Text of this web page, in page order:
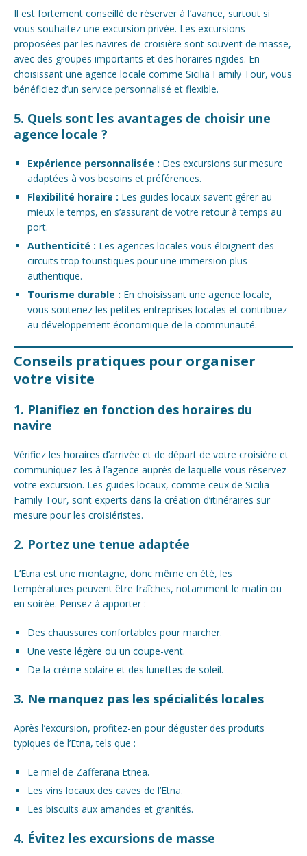
Il est fortement conseillé de réserver à l’avance, surtout si
vous souhaitez une excursion privée. Les excursions
proposées par les navires de croisière sont souvent de masse,
avec des groupes importants et des horaires rigides. En
choisissant une agence locale comme Sicilia Family Tour, vous
bénéficiez d’un service personnalisé et flexible.
5. Quels sont les avantages de choisir une
agence locale ?
Expérience personnalisée : Des excursions sur mesure
adaptées à vos besoins et préférences.
Flexibilité horaire : Les guides locaux savent gérer au
mieux le temps, en s’assurant de votre retour à temps au
port.
Authenticité : Les agences locales vous éloignent des
circuits trop touristiques pour une immersion plus
authentique.
Tourisme durable : En choisissant une agence locale,
vous soutenez les petites entreprises locales et contribuez
au développement économique de la communauté.
Conseils pratiques pour organiser
votre visite
1. Planifiez en fonction des horaires du
navire
Vérifiez les horaires d’arrivée et de départ de votre croisière et
communiquez-les à l’agence auprès de laquelle vous réservez
votre excursion. Les guides locaux, comme ceux de Sicilia
Family Tour, sont experts dans la création d’itinéraires sur
mesure pour les croisiéristes.
2. Portez une tenue adaptée
L’Etna est une montagne, donc même en été, les
températures peuvent être fraîches, notamment le matin ou
en soirée. Pensez à apporter :
Des chaussures confortables pour marcher.
Une veste légère ou un coupe-vent.
De la crème solaire et des lunettes de soleil.
3. Ne manquez pas les spécialités locales
Après l’excursion, profitez-en pour déguster des produits
typiques de l’Etna, tels que :
Le miel de Zafferana Etnea.
Les vins locaux des caves de l’Etna.
Les biscuits aux amandes et granités.
4. Évitez les excursions de masse